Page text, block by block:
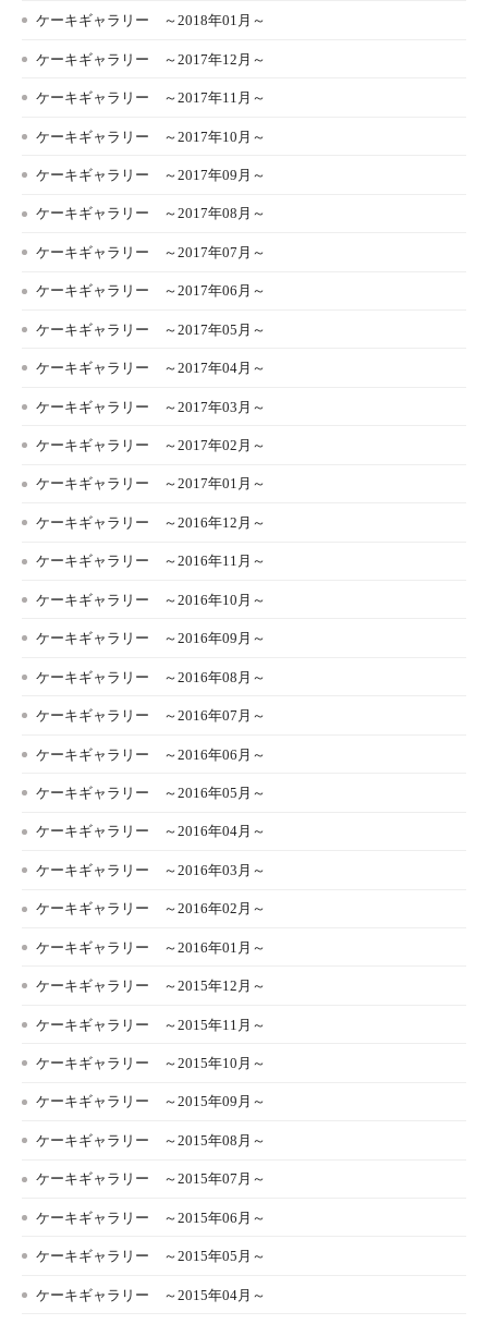
ケーキギャラリー ～2018年01月～
ケーキギャラリー ～2017年12月～
ケーキギャラリー ～2017年11月～
ケーキギャラリー ～2017年10月～
ケーキギャラリー ～2017年09月～
ケーキギャラリー ～2017年08月～
ケーキギャラリー ～2017年07月～
ケーキギャラリー ～2017年06月～
ケーキギャラリー ～2017年05月～
ケーキギャラリー ～2017年04月～
ケーキギャラリー ～2017年03月～
ケーキギャラリー ～2017年02月～
ケーキギャラリー ～2017年01月～
ケーキギャラリー ～2016年12月～
ケーキギャラリー ～2016年11月～
ケーキギャラリー ～2016年10月～
ケーキギャラリー ～2016年09月～
ケーキギャラリー ～2016年08月～
ケーキギャラリー ～2016年07月～
ケーキギャラリー ～2016年06月～
ケーキギャラリー ～2016年05月～
ケーキギャラリー ～2016年04月～
ケーキギャラリー ～2016年03月～
ケーキギャラリー ～2016年02月～
ケーキギャラリー ～2016年01月～
ケーキギャラリー ～2015年12月～
ケーキギャラリー ～2015年11月～
ケーキギャラリー ～2015年10月～
ケーキギャラリー ～2015年09月～
ケーキギャラリー ～2015年08月～
ケーキギャラリー ～2015年07月～
ケーキギャラリー ～2015年06月～
ケーキギャラリー ～2015年05月～
ケーキギャラリー ～2015年04月～